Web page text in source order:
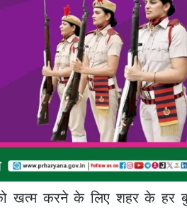
को खत्म करने के लिए शहर के हर